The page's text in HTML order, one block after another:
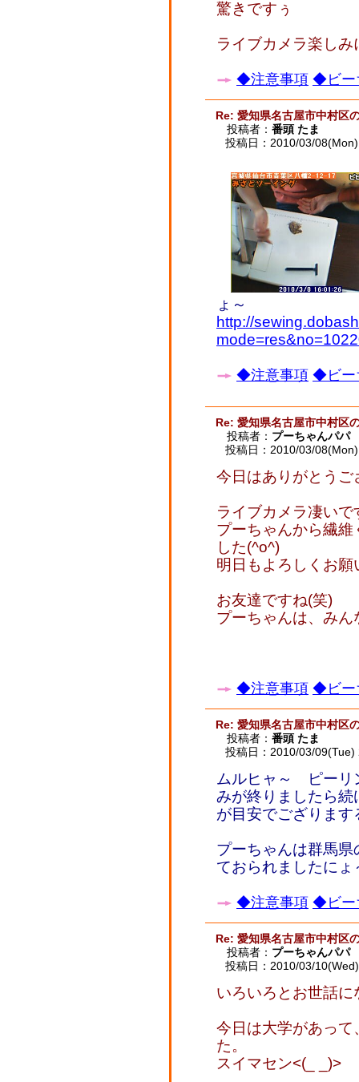
驚きですぅ
ライブカメラ楽しみ
◆注意事項 ◆ビー
Re: 愛知県名古屋市中村区
投稿者： 番頭 たま
投稿日：2010/03/
ょ～
http://
◆注意事項 ◆ビー
Re: 愛知県名古屋市中村区
投稿者： プーちゃんパパ
投稿日：2010/03/
今日はありがとうご
ライブカメラ凄いで
プーちゃんから繊
した(^o^)
明日もよろしくお願
お友達ですね(笑)
プーちゃんは、み
◆注意事項 ◆ビー
Re: 愛知県名古屋市中村区
投稿者： 番頭 たま
投稿日：2010/03/
ムルヒャ～ ピーリ
みが終りましたら
が目安でござります
プーちゃんは群馬
ておられましたにょ
◆注意事項 ◆ビー
Re: 愛知県名古屋市中村区
投稿者： プーちゃんパパ
投稿日：2010/03/
いろいろとお世話
今日は大学があっ
た。
スイマセン<(_ _)>